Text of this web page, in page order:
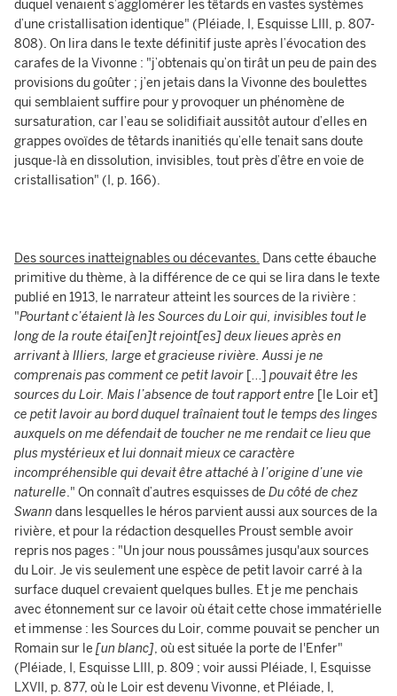
duquel venaient s’agglomérer les têtards en vastes systèmes
d’une cristallisation identique" (Pléiade, I, Esquisse LIII, p. 807-
808). On lira dans le texte définitif juste après l’évocation des
carafes de la Vivonne : "j’obtenais qu’on tirât un peu de pain des
provisions du goûter ; j’en jetais dans la Vivonne des boulettes
qui semblaient suffire pour y provoquer un phénomène de
sursaturation, car l’eau se solidifiait aussitôt autour d’elles en
grappes ovoïdes de têtards inanitiés qu’elle tenait sans doute
jusque-là en dissolution, invisibles, tout près d’être en voie de
cristallisation" (I, p. 166).
Des sources inatteignables ou décevantes. Dans cette ébauche
primitive du thème, à la différence de ce qui se lira dans le texte
publié en 1913, le narrateur atteint les sources de la rivière :
"Pourtant c’étaient là les Sources du Loir qui, invisibles tout le
long de la route étai[en]t rejoint[es] deux lieues après en
arrivant à Illiers, large et gracieuse rivière. Aussi je ne
comprenais pas comment ce petit lavoir […] pouvait être les
sources du Loir. Mais l’absence de tout rapport entre [le Loir et]
ce petit lavoir au bord duquel traînaient tout le temps des linges
auxquels on me défendait de toucher ne me rendait ce lieu que
plus mystérieux et lui donnait mieux ce caractère
incompréhensible qui devait être attaché à l’origine d’une vie
naturelle." On connaît d’autres esquisses de Du côté de chez
Swann dans lesquelles le héros parvient aussi aux sources de la
rivière, et pour la rédaction desquelles Proust semble avoir
repris nos pages : "Un jour nous poussâmes jusqu'aux sources
du Loir. Je vis seulement une espèce de petit lavoir carré à la
surface duquel crevaient quelques bulles. Et je me penchais
avec étonnement sur ce lavoir où était cette chose immatérielle
et immense : les Sources du Loir, comme pouvait se pencher un
Romain sur le [un blanc], où est située la porte de l'Enfer"
(Pléiade, I, Esquisse LIII, p. 809 ; voir aussi Pléiade, I, Esquisse
LXVII, p. 877, où le Loir est devenu Vivonne, et Pléiade, I,